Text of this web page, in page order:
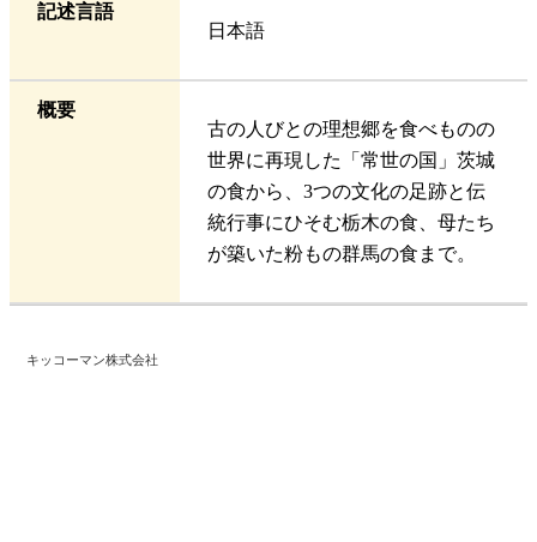
記述言語
日本語
概要
古の人びとの理想郷を食べものの
世界に再現した「常世の国」茨城
の食から、3つの文化の足跡と伝
統行事にひそむ栃木の食、母たち
が築いた粉もの群馬の食まで。
キッコーマン株式会社